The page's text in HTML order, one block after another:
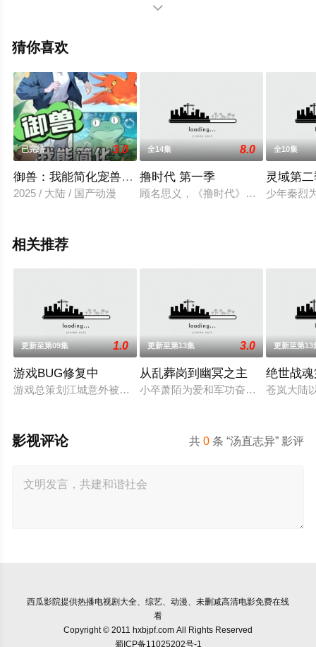
伊菲,李翰林等演员精彩演绎的大陆动漫，大结局剧情已揭
全集就上策驰电影网，更多剧情信息可移步至豆瓣动漫、

猜你喜欢
已完结 3.0
御兽：我能简化宠兽进化路线
2025 / 大陆 / 国产动漫
全14集 8.0
撸时代 第一季
顾名思义，《撸时代》跟时下热门
全10集
灵域第
少年秦烈
相关推荐
更新至第09集 1.0
游戏BUG修复中
游戏总策划江城意外被卷入自己设计的《诸神黄昏》游戏世界
更新至第13集 3.0
从乱葬岗到幽冥之主
小卒萧陌为爱和军功奋斗三年，却被
更新至第13
绝世战
苍岚大陆
共0 条 “汤直志异” 影评
影视评论
西瓜影院提供热播电视剧大全、综艺、动漫、未删减高清电影免费在线
看
Copyright © 2011 hxbjpf.com All Rights Reserved
蜀ICP备11025202号-1